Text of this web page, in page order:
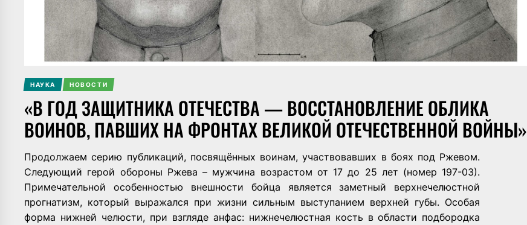
НАУКА НОВОСТИ
«В ГОД ЗАЩИТНИКА ОТЕЧЕСТВА — ВОССТАНОВЛЕНИЕ ОБЛИКА
ВОИНОВ, ПАВШИХ НА ФРОНТАХ ВЕЛИКОЙ ОТЕЧЕСТВЕННОЙ ВОЙНЫ»
Продолжаем серию публикаций, посвящённых воинам, участвовавших в боях под Ржевом.
Следующий герой обороны Ржева – мужчина возрастом от 17 до 25 лет (номер 197-03).
Примечательной особенностью внешности бойца является заметный верхнечелюстной
прогнатизм, который выражался при жизни сильным выступанием верхней губы. Особая
форма нижней челюсти, при взгляде анфас: нижнечелюстная кость в области подбородка